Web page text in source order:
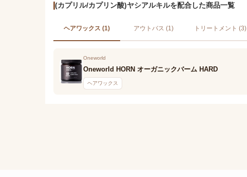
(カプリル/カプリン酸)ヤシアルキルを配合した商品一覧
ヘアワックス (1) アウトバス (1) トリートメント (3)
Oneworld
Oneworld HORN オーガニックバーム HARD
ヘアワックス